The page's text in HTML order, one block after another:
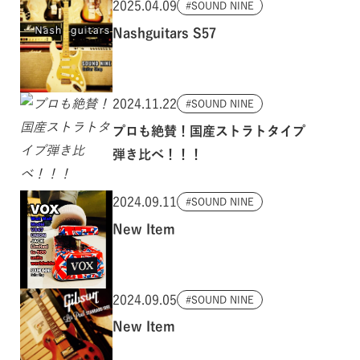
2025.04.09 SOUND NINE
Nashguitars S57
2024.11.22 SOUND NINE
プロも絶賛！国産ストラトタイプ
弾き比べ！！！
2024.09.11 SOUND NINE
New Item
2024.09.05 SOUND NINE
New Item